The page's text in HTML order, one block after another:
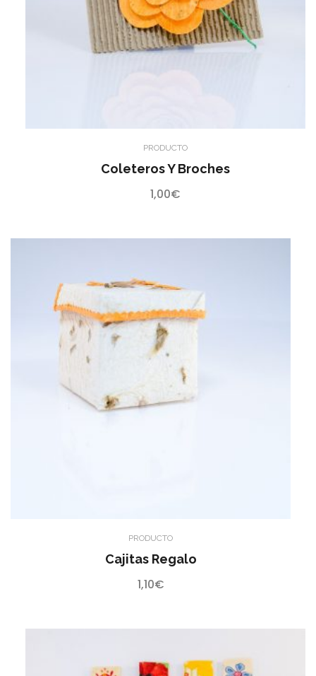
PRODUCTO
Coleteros Y Broches
1,00€
PRODUCTO
Cajitas Regalo
1,10€